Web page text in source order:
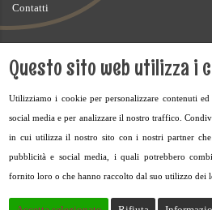
Contatti
Dettagli di contatto
+39 329 710 7913
ire.sarno@gmail.com
Questo sito web utilizza i
Utilizziamo i cookie per personalizzare contenuti
social media e per analizzare il nostro traffico.
in cui utilizza il nostro sito con i nostri partner che
pubblicità e social media, i quali potrebbero
fornito loro o che hanno raccolto dal suo utilizzo dei